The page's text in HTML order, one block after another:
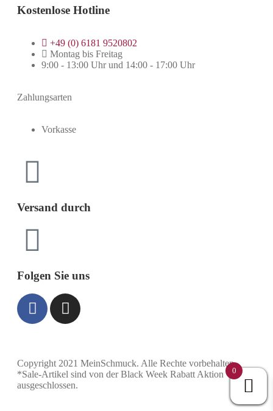
Kostenlose Hotline
+49 (0) 6181 9520802
Montag bis Freitag
9:00 - 13:00 Uhr und 14:00 - 17:00 Uhr
Zahlungsarten
Vorkasse
Versand durch
Folgen Sie uns
Copyright 2021 MeinSchmuck. Alle Rechte vorbehalten.
*Sale-Artikel sind von der Black Week Rabatt Aktion
ausgeschlossen.
0